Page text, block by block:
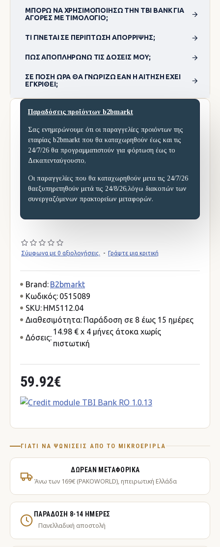
ΜΠΟΡΏ ΝΑ ΧΡΗΣΙΜΟΠΟΊΗΣΩ ΤΗΝ TBI BANK ΓΙΑ
ΑΓΟΡΈΣ ΜΕ ΤΙΜΟΛΌΓΙΟ;
ΤΙ ΓΊΝΕΤΑΙ ΣΕ ΠΕΡΊΠΤΩΣΗ ΑΠΌΡΡΙΨΗΣ;
ΠΏΣ ΑΠΟΠΛΗΡΏΝΩ ΤΙΣ ΔΌΣΕΙΣ ΜΟΥ;
ΣΕ ΠΌΣΗ ΏΡΑ ΘΑ ΓΝΩΡΊΖΩ ΕΆΝ Η ΑΊΤΗΣΗ ΈΧΕΙ
ΕΓΚΡΙΘΕΊ;
Παραδόσεις προϊόντων b2bmarkt
Σας ενημερώνουμε ότι οι παραγγελίες προιόντων της
εταιρίας b2bmarkt που θα καταχωρηθούν έως και τις
24/7/26 θα προγραμματιστούν για φόρτωση έως το
Δεκαπενταύγουστο,
Οι παραγγελίες που θα καταχωρηθούν μετα τις 24/7/26
θαεξυπηρετηθούν μετά τις 24/8/26,λόγω διακοπών των
συνεργαζόμενων πρακτορείων μεταφορών.
Σύμφωνα με 0 αξιολογήσεις. - Γράψτε μια κριτική
59.92€
Brand: B2bmarkt
Κωδικός: 0515089
SKU: HM5112.04
Διαθεσιμότητα: Παράδοση σε 8 έως 15 ημέρες
Δόσεις:
14.98 € x 4 μήνες άτοκα χωρίς
πιστωτική
ΓΙΑΤΊ ΝΑ ΨΩΝΊΣΕΙΣ ΑΠΌ ΤΟ MIKROEPIPLA
ΔΩΡΕΆΝ ΜΕΤΑΦΟΡΙΚΆ
Άνω των 169€ (PAKOWORLD), ηπειρωτική Ελλάδα
ΠΑΡΆΔΟΣΗ 8-14 ΗΜΈΡΕΣ
Πανελλαδική αποστολή